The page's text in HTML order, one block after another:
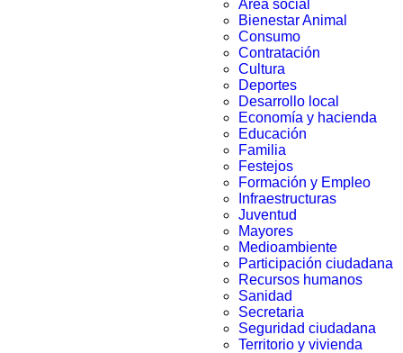
Área social
Bienestar Animal
Consumo
Contratación
Cultura
Deportes
Desarrollo local
Economía y hacienda
Educación
Familia
Festejos
Formación y Empleo
Infraestructuras
Juventud
Mayores
Medioambiente
Participación ciudadana
Recursos humanos
Sanidad
Secretaria
Seguridad ciudadana
Territorio y vivienda